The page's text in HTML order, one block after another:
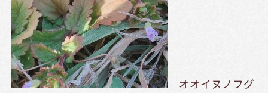
オオイヌノフグ